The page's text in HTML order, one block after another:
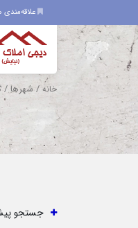
علاقه‌مندی
خانه / شهرها /
جستجو